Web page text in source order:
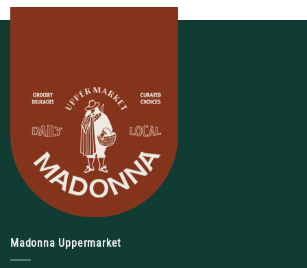
Madonna Uppermarket